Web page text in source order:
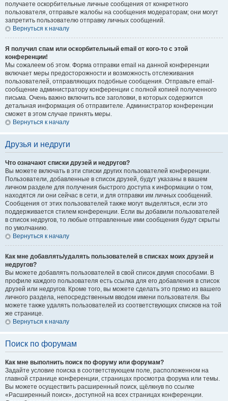
получаете оскорбительные личные сообщения от конкретного
пользователя, отправьте жалобы на сообщения модераторам; они могут
запретить пользователю отправку личных сообщений.
Вернуться к началу
Я получил спам или оскорбительный email от кого-то с этой
конференции!
Мы сожалеем об этом. Форма отправки email на данной конференции
включает меры предосторожности и возможность отслеживания
пользователей, отправляющих подобные сообщения. Отправьте email-
сообщение администратору конференции с полной копией полученного
письма. Очень важно включить все заголовки, в которых содержится
детальная информация об отправителе. Администратор конференции
сможет в этом случае принять меры.
Вернуться к началу
Друзья и недруги
Что означают списки друзей и недругов?
Вы можете включать в эти списки других пользователей конференции.
Пользователи, добавленные в список друзей, будут указаны в вашем
личном разделе для получения быстрого доступа к информации о том,
находятся ли они сейчас в сети, и для отправки им личных сообщений.
Сообщения от этих пользователей также могут выделяться, если это
поддерживается стилем конференции. Если вы добавили пользователей
в список недругов, то любые отправленные ими сообщения будут скрыты
по умолчанию.
Вернуться к началу
Как мне добавлять/удалять пользователей в списках моих друзей и
недругов?
Вы можете добавлять пользователей в свой список двумя способами. В
профиле каждого пользователя есть ссылка для его добавления в список
друзей или недругов. Кроме того, вы можете сделать это прямо из вашего
личного раздела, непосредственным вводом имени пользователя. Вы
можете также удалять пользователей из соответствующих списков на той
же странице.
Вернуться к началу
Поиск по форумам
Как мне выполнить поиск по форуму или форумам?
Задайте условие поиска в соответствующем поле, расположенном на
главной странице конференции, страницах просмотра форума или темы.
Вы можете осуществить расширенный поиск, щёлкнув по ссылке
«Расширенный поиск», доступной на всех страницах конференции.